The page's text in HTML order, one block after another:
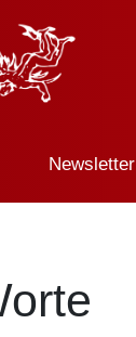
Newsletter